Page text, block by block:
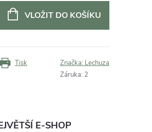
VLOŽIT DO KOŠÍKU
Tisk Značka: Lechuza
Záruka: 2
E-SHOP